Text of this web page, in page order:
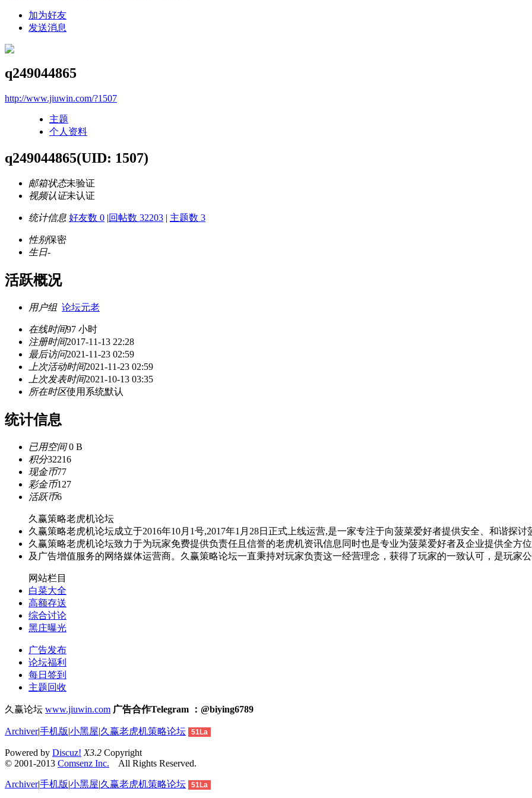
加为好友
发送消息
q249044865
http://www.jiuwin.com/?1507
主题
个人资料
q249044865(UID: 1507)
邮箱状态未验证
视频认证未认证
统计信息 好友数 0 |回帖数 32203 | 主题数 3
性别保密
生日-
活跃概况
用户组 论坛元老
在线时间97 小时
注册时间2017-11-13 22:28
最后访问2021-11-23 02:59
上次活动时间2021-11-23 02:59
上次发表时间2021-10-13 03:35
所在时区使用系统默认
统计信息
已用空间0 B
积分32216
现金币77
彩金币127
活跃币6
久赢策略老虎机论坛
久赢策略老虎机论坛成立于2016年10月1号,2017年1月28日正式上线运营,是一家专注于向菠菜爱好者提供安全、和谐探讨
久赢策略老虎机论坛致力于为玩家免费提供负责任且信誉的老虎机资讯信息同时也是专业为菠菜爱好者及企业提供全方
及广告增值服务的网络媒体运营商。久赢策略论坛一直秉持对玩家负责这一经营理念，获得了玩家的一致认可，是玩家
网站栏目
白菜大全
高额存送
综合讨论
黑庄曝光
广告发布
论坛福利
每日签到
主题回收
久赢论坛 www.jiuwin.com 广告合作Telegram ：@biying6789
Archiver|手机版|小黑屋|久赢老虎机策略论坛 51La
Powered by Discuz! X3.2 Copyright
© 2001-2013 Comsenz Inc. All Rights Reserved.
Archiver|手机版|小黑屋|久赢老虎机策略论坛 51La